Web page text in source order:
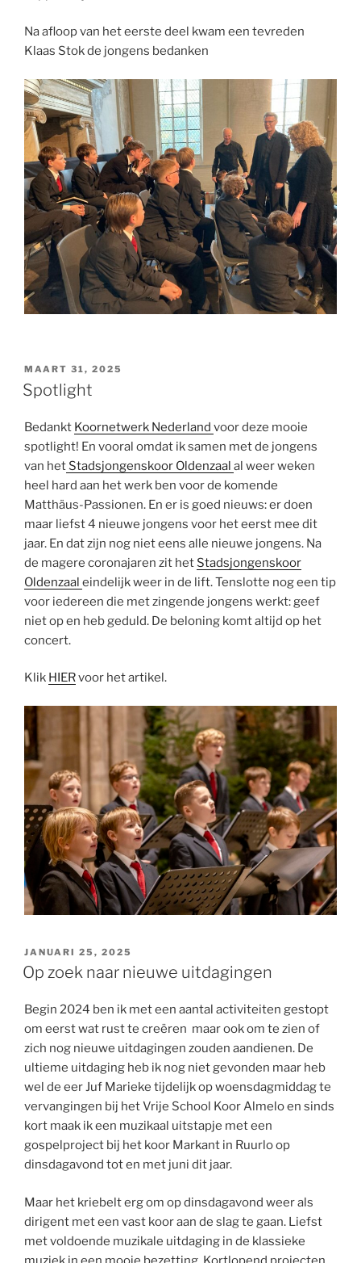
Na afloop van het eerste deel kwam een tevreden
Klaas Stok de jongens bedanken
GEPLAATST
OP
MAART 31, 2025
Spotlight
Bedankt Koornetwerk Nederland voor deze mooie
spotlight! En vooral omdat ik samen met de jongens
van het Stadsjongenskoor Oldenzaal al weer weken
heel hard aan het werk ben voor de komende
Matthäus-Passionen. En er is goed nieuws: er doen
maar liefst 4 nieuwe jongens voor het eerst mee dit
jaar. En dat zijn nog niet eens alle nieuwe jongens. Na
de magere coronajaren zit het Stadsjongenskoor
Oldenzaal eindelijk weer in de lift. Tenslotte nog een tip
voor iedereen die met zingende jongens werkt: geef
niet op en heb geduld. De beloning komt altijd op het
concert.
Klik HIERvoor het artikel.
GEPLAATST
OP
JANUARI 25, 2025
Op zoek naar nieuwe uitdagingen
Begin 2024 ben ik met een aantal activiteiten gestopt
om eerst wat rust te creëren maar ook om te zien of
zich nog nieuwe uitdagingen zouden aandienen. De
ultieme uitdaging heb ik nog niet gevonden maar heb
wel de eer Juf Marieke tijdelijk op woensdagmiddag te
vervangingen bij het Vrije School Koor Almelo en sinds
kort maak ik een muzikaal uitstapje met een
gospelproject bij het koor Markant in Ruurlo op
dinsdagavond tot en met juni dit jaar.
Maar het kriebelt erg om op dinsdagavond weer als
dirigent met een vast koor aan de slag te gaan. Liefst
met voldoende muzikale uitdaging in de klassieke